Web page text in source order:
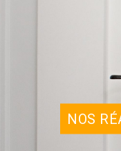
NOS